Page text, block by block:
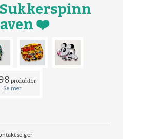
❤️
produkter
Se mer
selger